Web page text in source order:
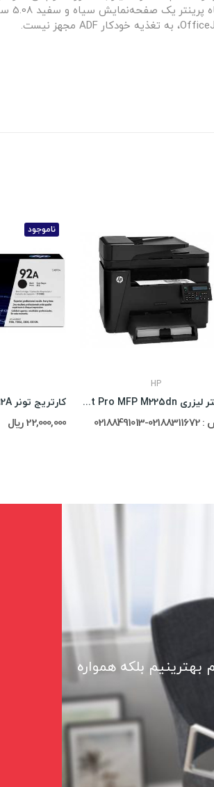
ناموجود
کارتریج تونر Hp 92A
22,000,000 ریال
HP
پرینتر لیزری HP LaserJet Pro MFP M225dn
بلکه همواره